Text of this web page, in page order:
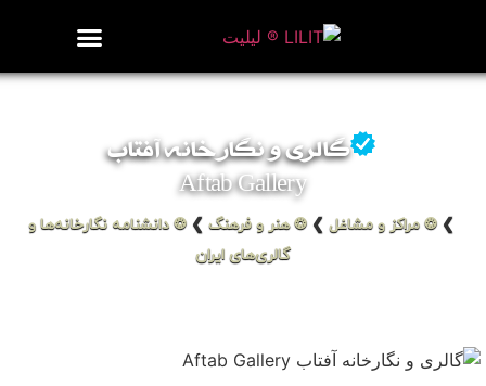
گالری و نگارخانه آفتاب
Aftab Gallery
❯ ❂ مراکز و مشاغل ❯ ❂ هنر و فرهنگ ❯ ❂ دانشنامه نگارخانه‌ها و
گالری‌های ایران